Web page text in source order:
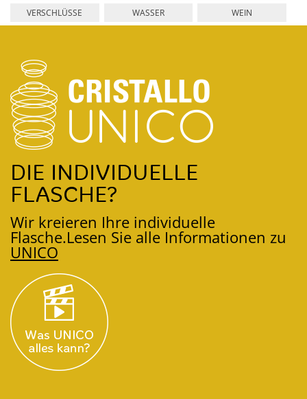
VERSCHLÜSSE
WASSER WEIN
DIE INDIVIDUELLE
FLASCHE?
Wir kreieren Ihre individuelle
Flasche.Lesen Sie alle Informationen zu
UNICO